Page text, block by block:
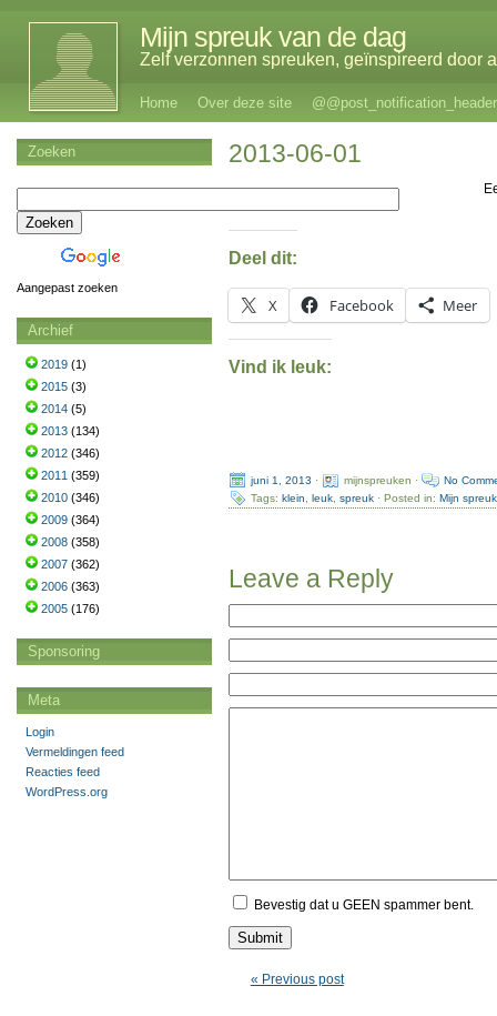
Mijn spreuk van de dag
Zelf verzonnen spreuken, geïnspireerd door
Home Over deze site @@post_notification_header
2013-06-01
Deel dit:
X Facebook Meer
Vind ik leuk:
juni 1, 2013 · mijnspreuken ·
No
Tags: klein leuk, spreuk· Posted in: Mijn
Leave a Reply
Bevestig dat u GEEN spammer bent.
« Previous post
Zoeken
Aangepast zoeken
Archief
2019 (1)
2015 (3)
2014 (5)
2013 (134)
2012 (346)
2011 (359)
2010 (346)
2009 (364)
2008 (358)
2007 (362)
2006 (363)
2005 (176)
Sponsoring
Meta
Login
Vermeldingen feed
Reacties feed
WordPress.org